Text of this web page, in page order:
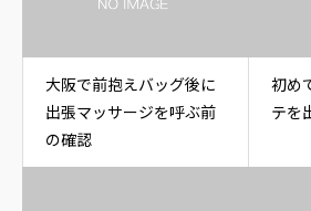
大阪で前抱えバッグ後に
出張マッサージを呼ぶ前
の確認
初め
テを